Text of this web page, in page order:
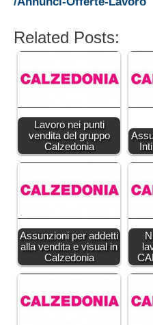
Related Posts:
Lavoro nei punti
vendita del gruppo
Calzedonia
Assunzioni per addetti
alla vendita e visual in
Calzedonia